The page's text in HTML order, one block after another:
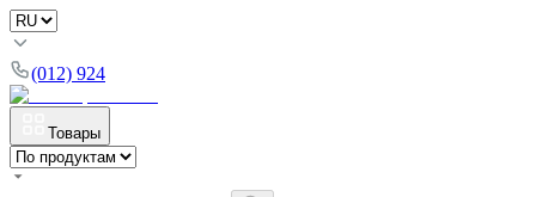
(012) 924
Товары